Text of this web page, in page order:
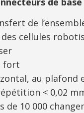
de
cellules
fort
au plafond
< 0,02
de 10 000